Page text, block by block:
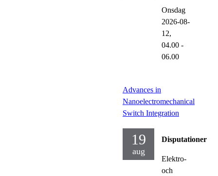
Onsdag
2026-08-
12,
04.00 -
06.00
Advances in
Nanoelectromechanical
Switch Integration
19
aug
Disputationer
Elektro-
och